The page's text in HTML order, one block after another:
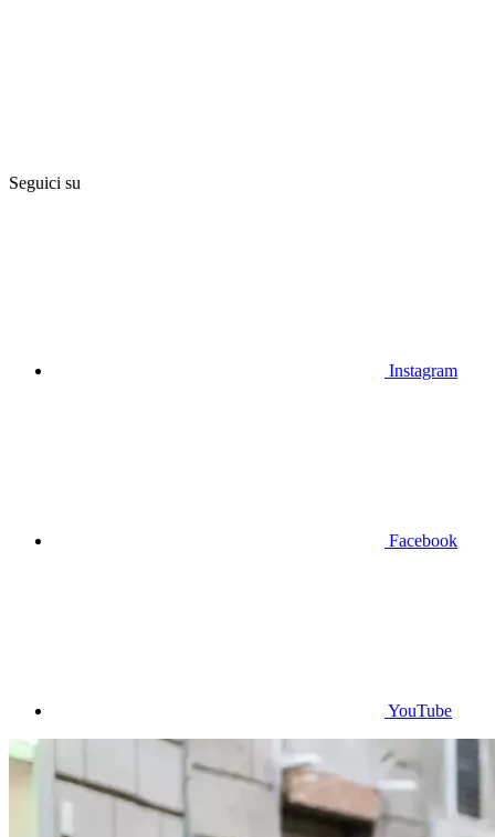
Seguici su
Instagram
Facebook
YouTube